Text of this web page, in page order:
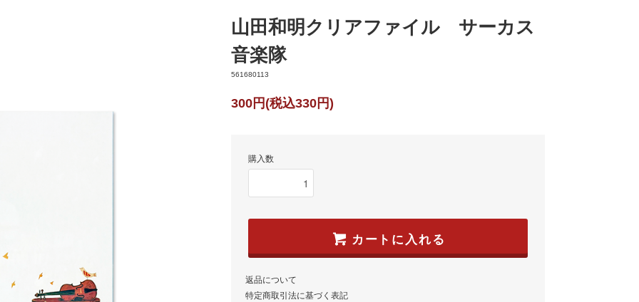
山田和明クリアファイル サーカス
音楽隊
561680113
300円(税込330円)
購入数
カートに入れる
返品について
特定商取引法に基づく表記